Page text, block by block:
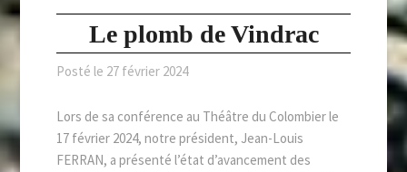
Le plomb de Vindrac
Posté le 27 février 2024
Lors de sa conférence au Théâtre du Colombier le
17 février 2024, notre président, Jean-Louis
FERRAN, a présenté l’état d’avancement des